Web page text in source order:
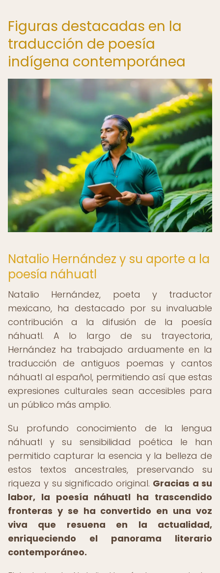
Figuras destacadas en la
traducción de poesía
indígena contemporánea
Natalio Hernández y su aporte a la
poesía náhuatl
Natalio Hernández, poeta y traductor
mexicano, ha destacado por su invaluable
contribución a la difusión de la poesía
náhuatl. A lo largo de su trayectoria,
Hernández ha trabajado arduamente en la
traducción de antiguos poemas y cantos
náhuatl al español, permitiendo así que estas
expresiones culturales sean accesibles para
un público más amplio.
Su profundo conocimiento de la lengua
náhuatl y su sensibilidad poética le han
permitido capturar la esencia y la belleza de
estos textos ancestrales, preservando su
riqueza y su significado original. Gracias a su
labor, la poesía náhuatl ha trascendido
fronteras y se ha convertido en una voz
viva que resuena en la actualidad,
enriqueciendo el panorama literario
contemporáneo.